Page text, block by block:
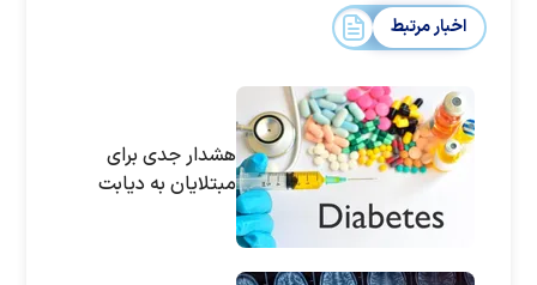
اخبار مرتبط
هشدار جدی برای
مبتلایان به دیابت